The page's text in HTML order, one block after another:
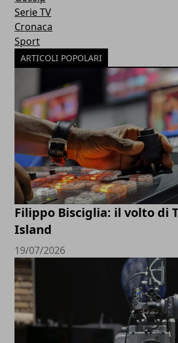
Serie TV
Cronaca
Sport
ARTICOLI POPOLARI
Filippo Bisciglia: il volto di
Island
19/07/2026